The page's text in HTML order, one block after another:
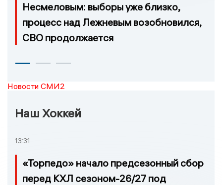
Несмеловым: выборы уже близко,
процесс над Лежневым возобновился,
СВО продолжается
Новости СМИ2
Наш Хоккей
13:31
«Торпедо» начало предсезонный сбор
перед КХЛ сезоном-26/27 под